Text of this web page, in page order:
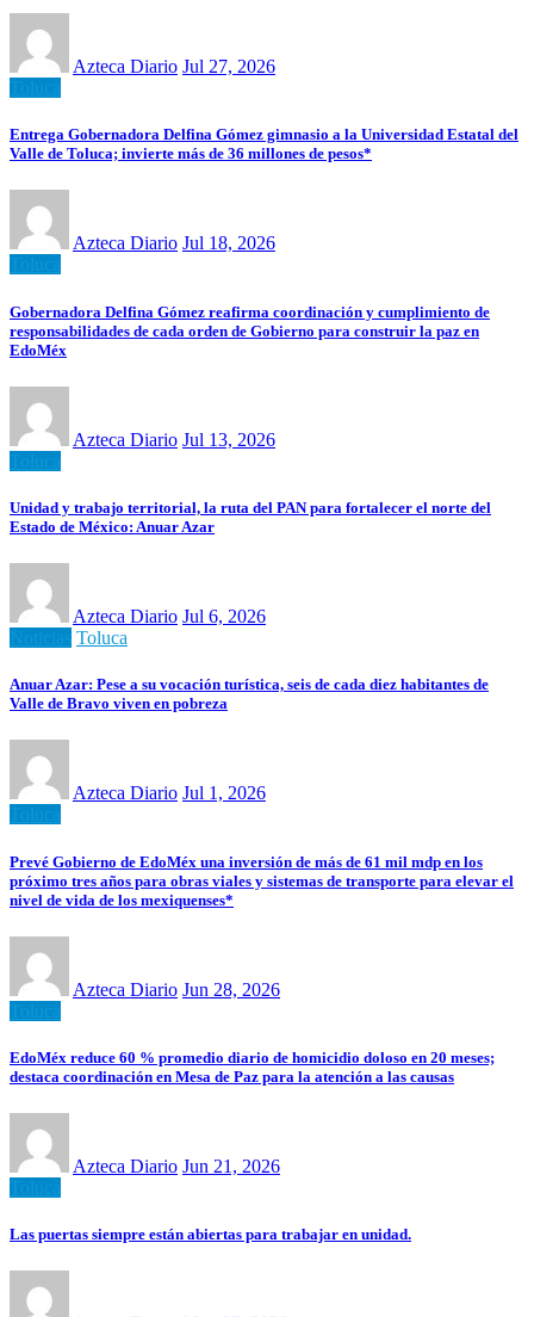
Azteca Diario Jul 27, 2026
Entrega Gobernadora Delfina Gómez gimnasio a la Universidad Estatal del
Valle de Toluca; invierte más de 36 millones de pesos*
Azteca Diario Jul 18, 2026
Gobernadora Delfina Gómez reafirma coordinación y cumplimiento de
responsabilidades de cada orden de Gobierno para construir la paz en
EdoMéx
Azteca Diario Jul 13, 2026
Unidad y trabajo territorial, la ruta del PAN para fortalecer el norte del
Estado de México: Anuar Azar
Azteca Diario Jul 6, 2026
Toluca
Anuar Azar: Pese a su vocación turística, seis de cada diez habitantes de
Valle de Bravo viven en pobreza
Azteca Diario Jul 1, 2026
Prevé Gobierno de EdoMéx una inversión de más de 61 mil mdp en los
próximo tres años para obras viales y sistemas de transporte para elevar el
nivel de vida de los mexiquenses*
Azteca Diario Jun 28, 2026
EdoMéx reduce 60 % promedio diario de homicidio doloso en 20 meses;
destaca coordinación en Mesa de Paz para la atención a las causas
Azteca Diario Jun 21, 2026
Las puertas siempre están abiertas para trabajar en unidad.